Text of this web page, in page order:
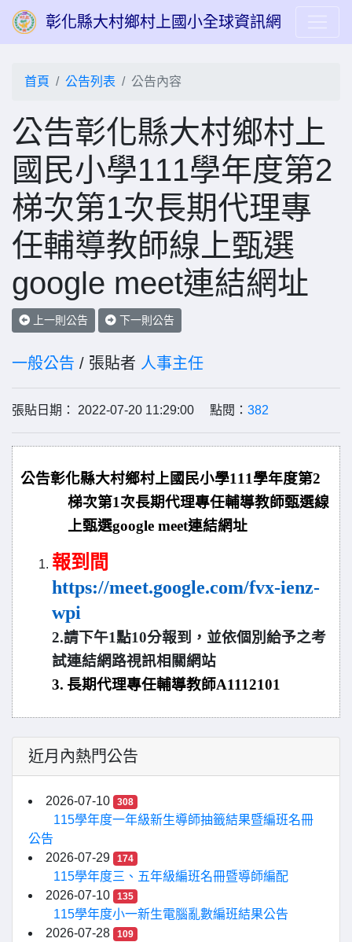
彰化縣大村鄉村上國小全球資訊網
首頁 公告列表 公告內容
公告彰化縣大村鄉村上
國民小學111學年度第2
梯次第1次長期代理專
任輔導教師線上甄選
google meet連結網址
上一則公告 下一則公告
一般公告 / 張貼者 人事主任
張貼日期： 2022-07-20 11:29:00 點閱： 382
公告彰化縣大村鄉村上國民小學111學年度第2
梯次第1次長期代理專任輔導教師甄選線
上甄選google meet連結網址
報到間
https://meet.google.com/fvx-ienz-
wpi
2.請下午1點10分報到，並依個別給予之考
試連結網路視訊相關網站
3. 長期代理專任輔導教師A1112101
近月內熱門公告
2026-07-10 308
115學年度一年級新生導師抽籤結果暨編班名冊
公告
2026-07-29
174
115學年度三、五年級編班名冊暨導師編配
2026-07-10
135
115學年度小一新生電腦亂數編班結果公告
2026-07-28
109